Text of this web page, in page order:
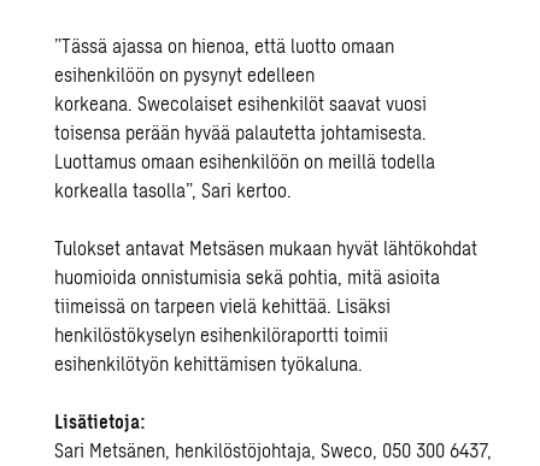
”Tässä ajassa on hienoa, että luotto omaan
esihenkilöön on pysynyt edelleen
korkeana.Swecolaiset esihenkilöt saavat vuosi
toisensa perään hyvää palautetta johtamisesta.
Luottamus omaan esihenkilöön on meillä todella
korkealla tasolla”, Sari kertoo.
Tulokset antavat Metsäsen mukaan hyvät lähtökohdat
huomioida onnistumisia sekä pohtia, mitä asioita
tiimeissä on tarpeen vielä kehittää. Lisäksi
henkilöstökyselyn esihenkilöraportti toimii
esihenkilötyön kehittämisen työkaluna.
Lisätietoja:
Sari Metsänen, henkilöstöjohtaja, Sweco, 050 300 6437,